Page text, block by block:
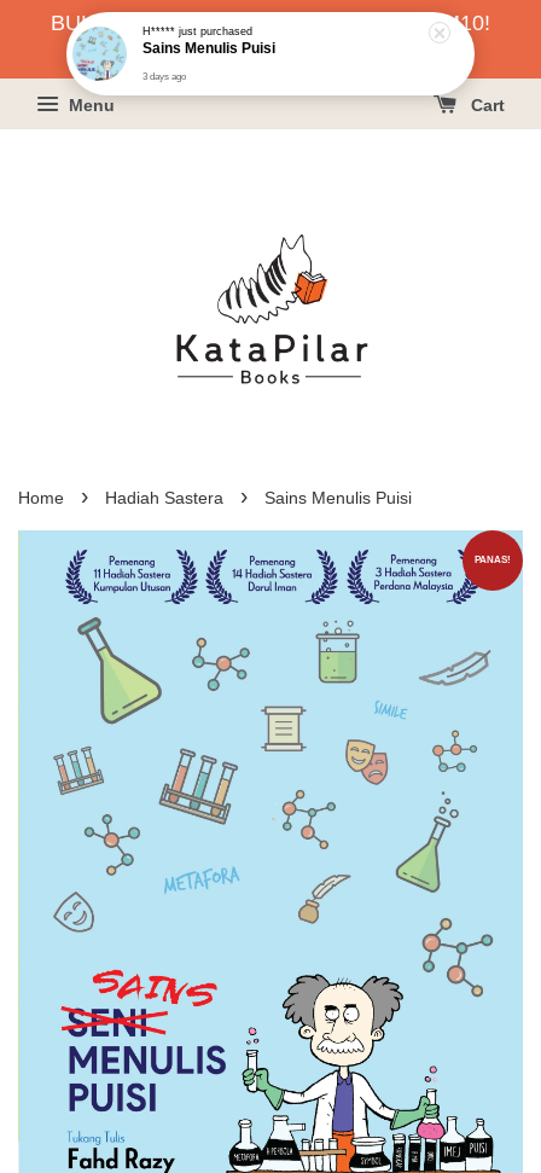
BUKU HARGA RAHMAH SERENDAH RM10!
KLIK SINI UNTUK PESAN!
Menu Cart
Home › Hadiah Sastera › Sains Menulis Puisi
PANAS!
H*****just purchased
Sains Menulis Puisi
3 days ago